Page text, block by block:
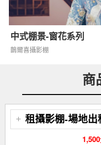
中式棚景-窗花系列
鵲爾喜攝影棚
商
租攝影棚-場地出